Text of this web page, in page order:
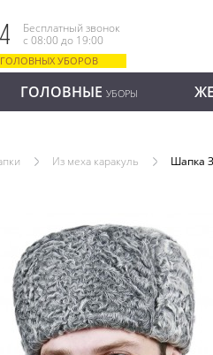
Бесплатный звонок
с 08:00 до 19:00
УБОРОВ
ГОЛОВНЫЕ УБОРЫ
Из меха каракуль Шапка